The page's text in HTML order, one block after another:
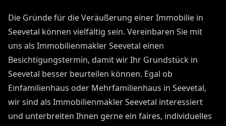
Die Gründe für die Veräußerung einer Immobilie in
Seevetal können vielfältig sein. Vereinbaren Sie mit
uns als Immobilienmakler Seevetal einen
Besichtigungstermin, damit wir Ihr Grundstück in
Seevetal besser beurteilen können. Egal ob
Einfamilienhaus oder Mehrfamilienhaus in Seevetal,
wir sind als Immobilienmakler Seevetal interessiert
und unterbreiten Ihnen gerne ein faires, individuelles